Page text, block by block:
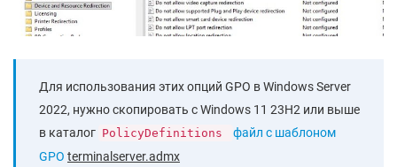
Для использования этих опций GPO в Windows Server
2022, нужно скопировать с Windows 11 23H2 или выше
в каталог PolicyDefinitions
файл с шаблоном
GPO terminalserver.admx